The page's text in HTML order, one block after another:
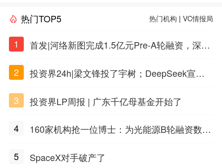
热门TOP5 热门机构 |VC情报局
1
首发|河络新图完成1.5亿元Pre-A轮融资，深耕i
2
投资界24h|梁文锋投了宇树；DeepSeek宣布
3
投资界LP周报 | 广东千亿母基金开始了
4
160家机构抢一位博士：为光能源B轮融资数亿
5
SpaceX对手破产了